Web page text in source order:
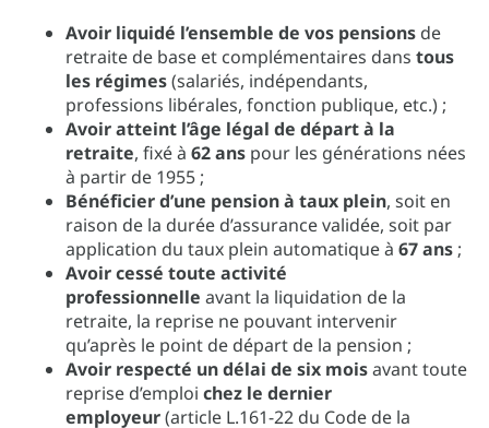
Avoir liquidé l’ensemble de vos pensions de
retraite de base et complémentaires dans tous
les régimes(salariés, indépendants,
professions libérales, fonction publique, etc.) ;
Avoir atteint l’âge légal de départ à la
retraite, fixé à 62 ans pour les générations nées
à partir de 1955 ;
Bénéficier d’une pension à taux plein, soit en
raison de la durée d’assurance validée, soit par
application du taux plein automatique à 67 ans ;
Avoir cessé toute activité
professionnelle avant la liquidation de la
retraite, la reprise ne pouvant intervenir
qu’après le point de départ de la pension ;
Avoir respecté un délai de six moisavant toute
reprise d’emploi chez le dernier
employeur(article L.161-22 du Code de la